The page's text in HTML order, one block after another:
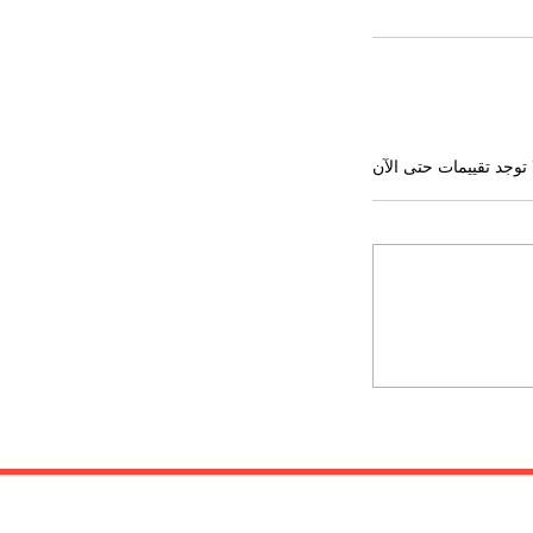
توجد تقييمات حتى الآن